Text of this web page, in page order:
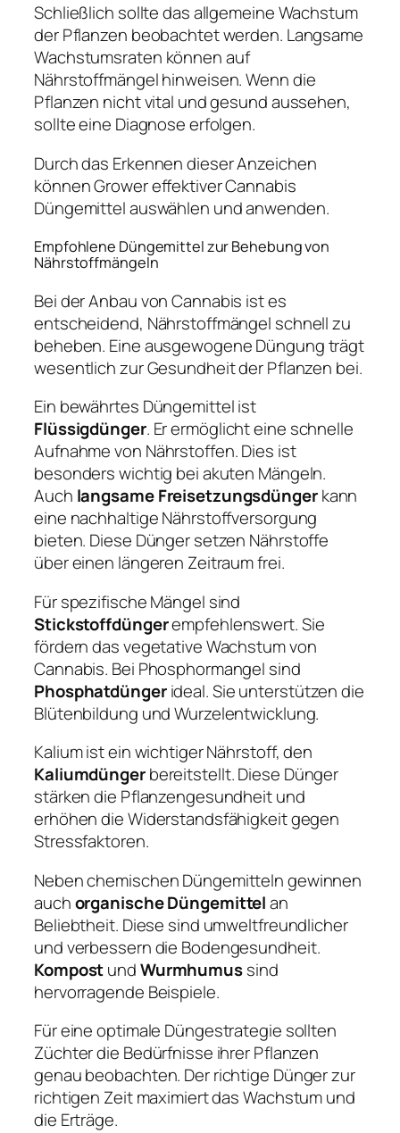
Schließlich sollte das allgemeine Wachstum
der Pflanzen beobachtet werden. Langsame
Wachstumsraten können auf
Nährstoffmängel hinweisen. Wenn die
Pflanzen nicht vital und gesund aussehen,
sollte eine Diagnose erfolgen.
Durch das Erkennen dieser Anzeichen
können Grower effektiver Cannabis
Düngemittel auswählen und anwenden.
Empfohlene Düngemittel zur Behebung von
Nährstoffmängeln
Bei der Anbau von Cannabis ist es
entscheidend, Nährstoffmängel schnell zu
beheben. Eine ausgewogene Düngung trägt
wesentlich zur Gesundheit der Pflanzen bei.
Ein bewährtes Düngemittel ist
Flüssigdünger. Er ermöglicht eine schnelle
Aufnahme von Nährstoffen. Dies ist
besonders wichtig bei akuten Mängeln.
Auch langsame Freisetzungsdüngerkann
eine nachhaltige Nährstoffversorgung
bieten. Diese Dünger setzen Nährstoffe
über einen längeren Zeitraum frei.
Für spezifische Mängel sind
Stickstoffdüngerempfehlenswert. Sie
fördern das vegetative Wachstum von
Cannabis. Bei Phosphormangel sind
Phosphatdüngerideal. Sie unterstützen die
Blütenbildung und Wurzelentwicklung.
Kalium ist ein wichtiger Nährstoff, den
Kaliumdüngerbereitstellt. Diese Dünger
stärken die Pflanzengesundheit und
erhöhen die Widerstandsfähigkeit gegen
Stressfaktoren.
Neben chemischen Düngemitteln gewinnen
auchorganische Düngemittelan
Beliebtheit. Diese sind umweltfreundlicher
und verbessern die Bodengesundheit.
KompostundWurmhumussind
hervorragende Beispiele.
Für eine optimale Düngestrategie sollten
Züchter die Bedürfnisse ihrer Pflanzen
genau beobachten. Der richtige Dünger zur
richtigen Zeit maximiert das Wachstum und
die Erträge.